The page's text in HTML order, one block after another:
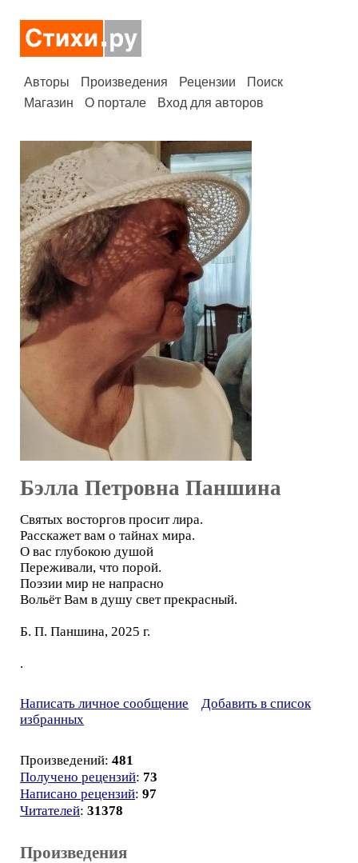
Авторы Произведения Рецензии
Поиск
Магазин
О портале Вход для авторов
Бэлла Петровна Паншина
Святых восторгов просит лира.
Расскажет вам о тайнах мира.
О вас глубокою душой
Переживали, что порой.
Поэзии мир не напрасно
Вольёт Вам в душу свет прекрасный.
Б. П. Паншина, 2025 г.
.
Написать личное сообщение
Добавить в список
избранных
Произведений: 481
Получено рецензий: 73
Написано рецензий: 97
Читателей: 31378
Произведения